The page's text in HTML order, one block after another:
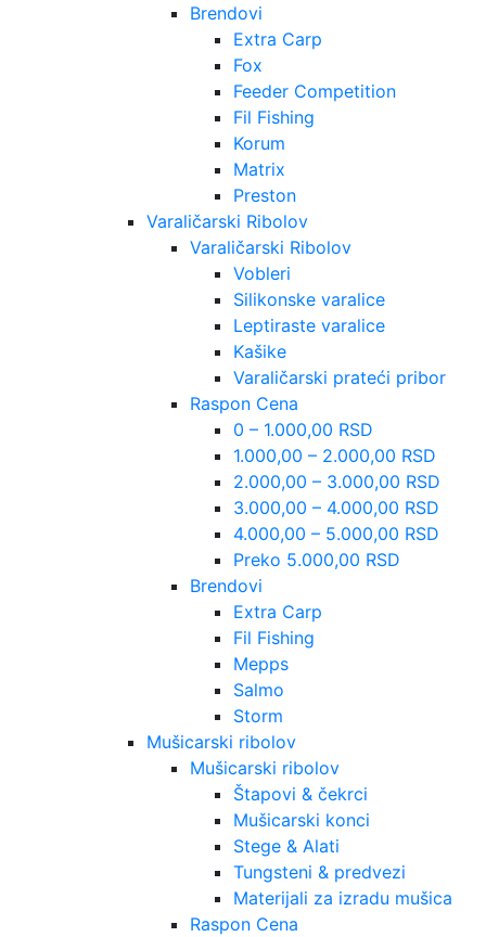
Brendovi
Extra Carp
Fox
Feeder Competition
Fil Fishing
Korum
Matrix
Preston
Varaličarski Ribolov
Varaličarski Ribolov
Vobleri
Silikonske varalice
Leptiraste varalice
Kašike
Varaličarski prateći pribor
Raspon Cena
0 – 1.000,00 RSD
1.000,00 – 2.000,00 RSD
2.000,00 – 3.000,00 RSD
3.000,00 – 4.000,00 RSD
4.000,00 – 5.000,00 RSD
Preko 5.000,00 RSD
Brendovi
Extra Carp
Fil Fishing
Mepps
Salmo
Storm
Mušicarski ribolov
Mušicarski ribolov
Štapovi & čekrci
Mušicarski konci
Stege & Alati
Tungsteni & predvezi
Materijali za izradu mušica
Raspon Cena